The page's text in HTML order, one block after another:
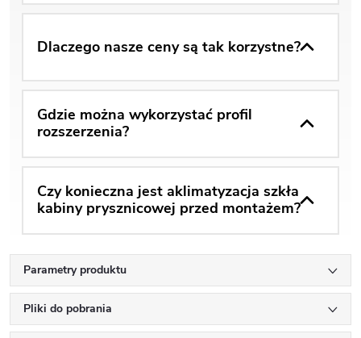
Dlaczego nasze ceny są tak korzystne?
Gdzie można wykorzystać profil
rozszerzenia?
Czy konieczna jest aklimatyzacja szkła
kabiny prysznicowej przed montażem?
Parametry produktu
Pliki do pobrania